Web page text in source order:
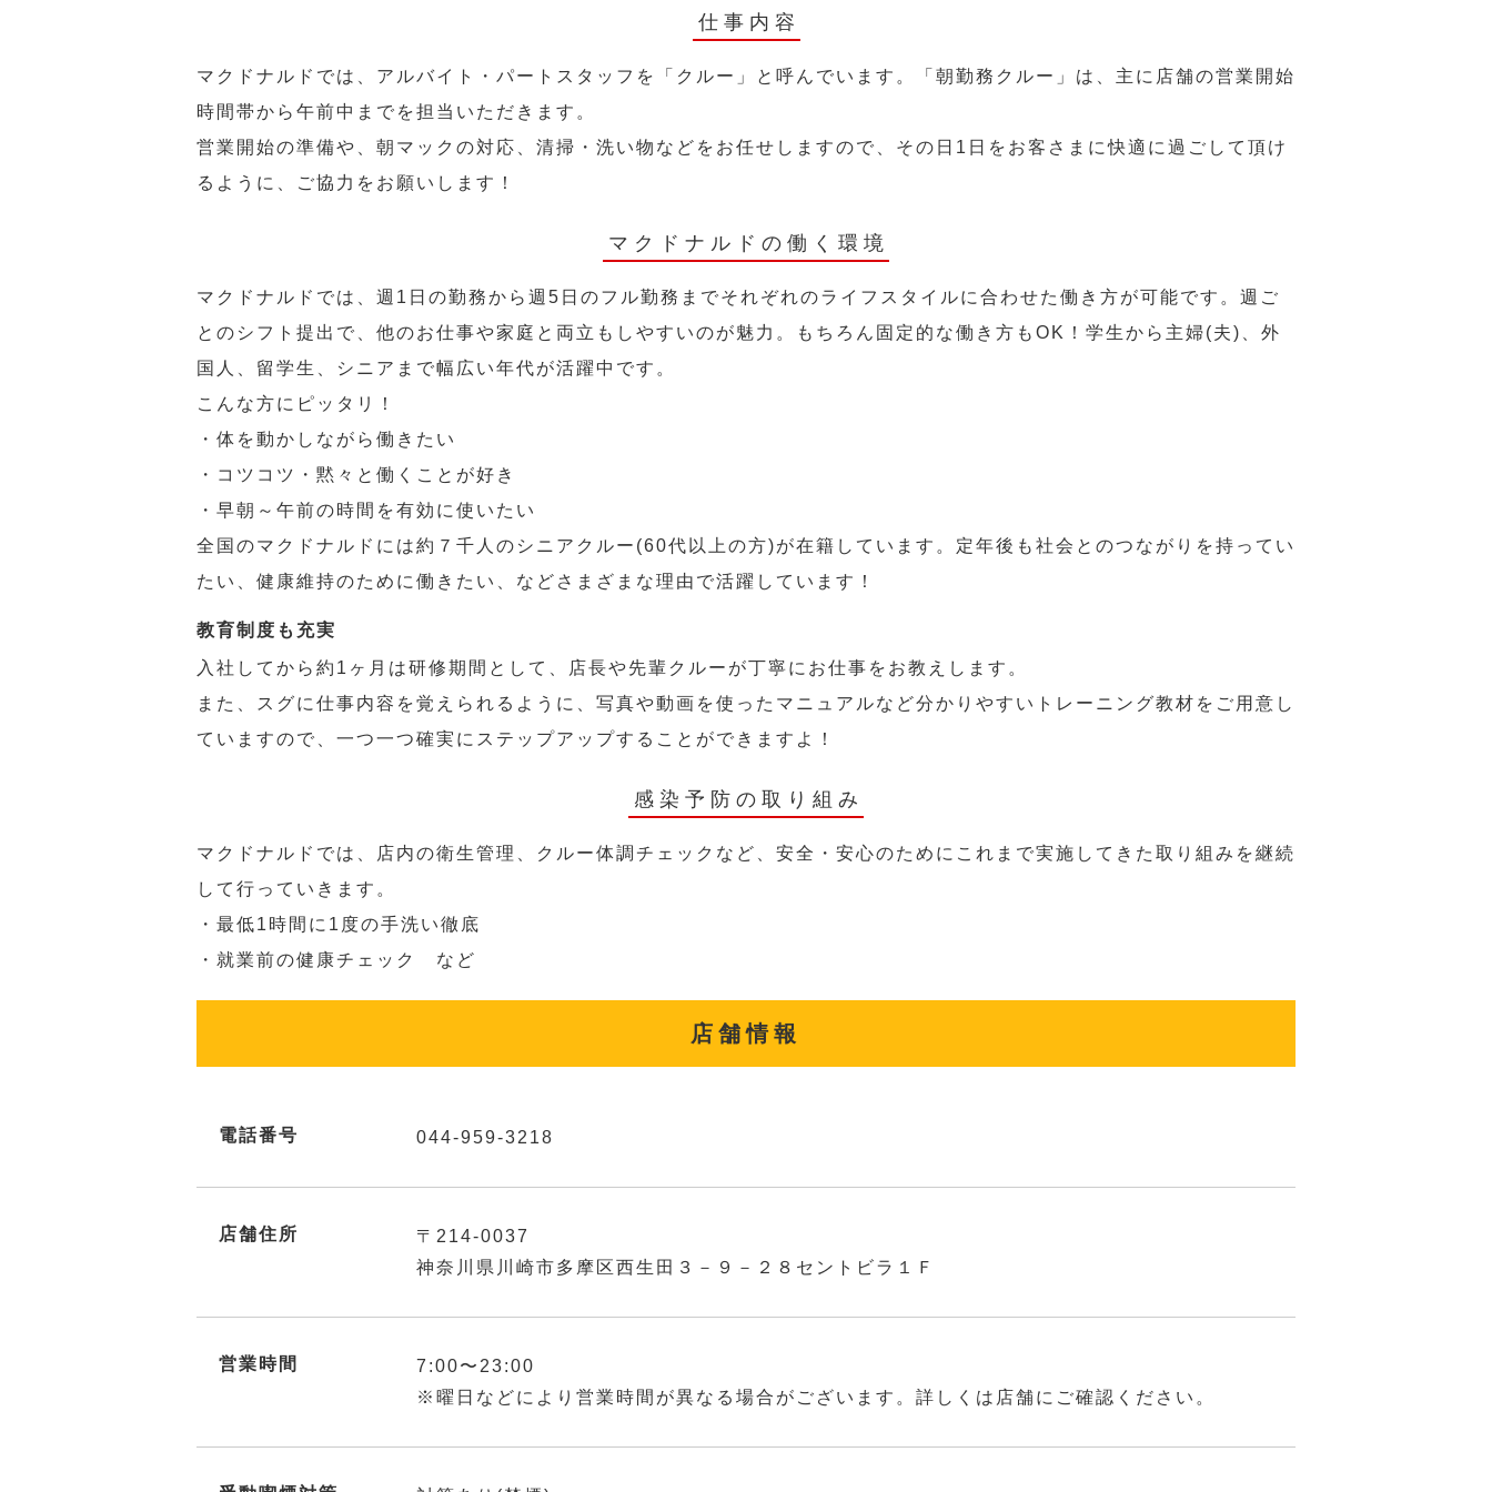
仕事内容
マクドナルドでは、アルバイト・パートスタッフを「クルー」と呼んでいます。「朝勤務クルー」は、主に店舗の営業開始
時間帯から午前中までを担当いただきます。
営業開始の準備や、朝マックの対応、清掃・洗い物などをお任せしますので、その日1日をお客さまに快適に過ごして頂け
るように、ご協力をお願いします！
マクドナルドの働く環境
マクドナルドでは、週1日の勤務から週5日のフル勤務までそれぞれのライフスタイルに合わせた働き方が可能です。週ご
とのシフト提出で、他のお仕事や家庭と両立もしやすいのが魅力。もちろん固定的な働き方もOK！学生から主婦(夫)、外
国人、留学生、シニアまで幅広い年代が活躍中です。
こんな方にピッタリ！
・体を動かしながら働きたい
・コツコツ・黙々と働くことが好き
・早朝～午前の時間を有効に使いたい
全国のマクドナルドには約７千人のシニアクルー(60代以上の方)が在籍しています。定年後も社会とのつながりを持ってい
たい、健康維持のために働きたい、などさまざまな理由で活躍しています！
教育制度も充実
入社してから約1ヶ月は研修期間として、店長や先輩クルーが丁寧にお仕事をお教えします。
また、スグに仕事内容を覚えられるように、写真や動画を使ったマニュアルなど分かりやすいトレーニング教材をご用意し
ていますので、一つ一つ確実にステップアップすることができますよ！
感染予防の取り組み
マクドナルドでは、店内の衛生管理、クルー体調チェックなど、安全・安心のためにこれまで実施してきた取り組みを継続
して行っていきます。
・最低1時間に1度の手洗い徹底
・就業前の健康チェック など
店舗情報
電話番号 044-959-3218
店舗住所
〒214-0037
神奈川県川崎市多摩区西生田３－９－２８セントビラ１Ｆ
営業時間
7:00〜23:00
※曜日などにより営業時間が異なる場合がございます。詳しくは店舗にご確認ください。